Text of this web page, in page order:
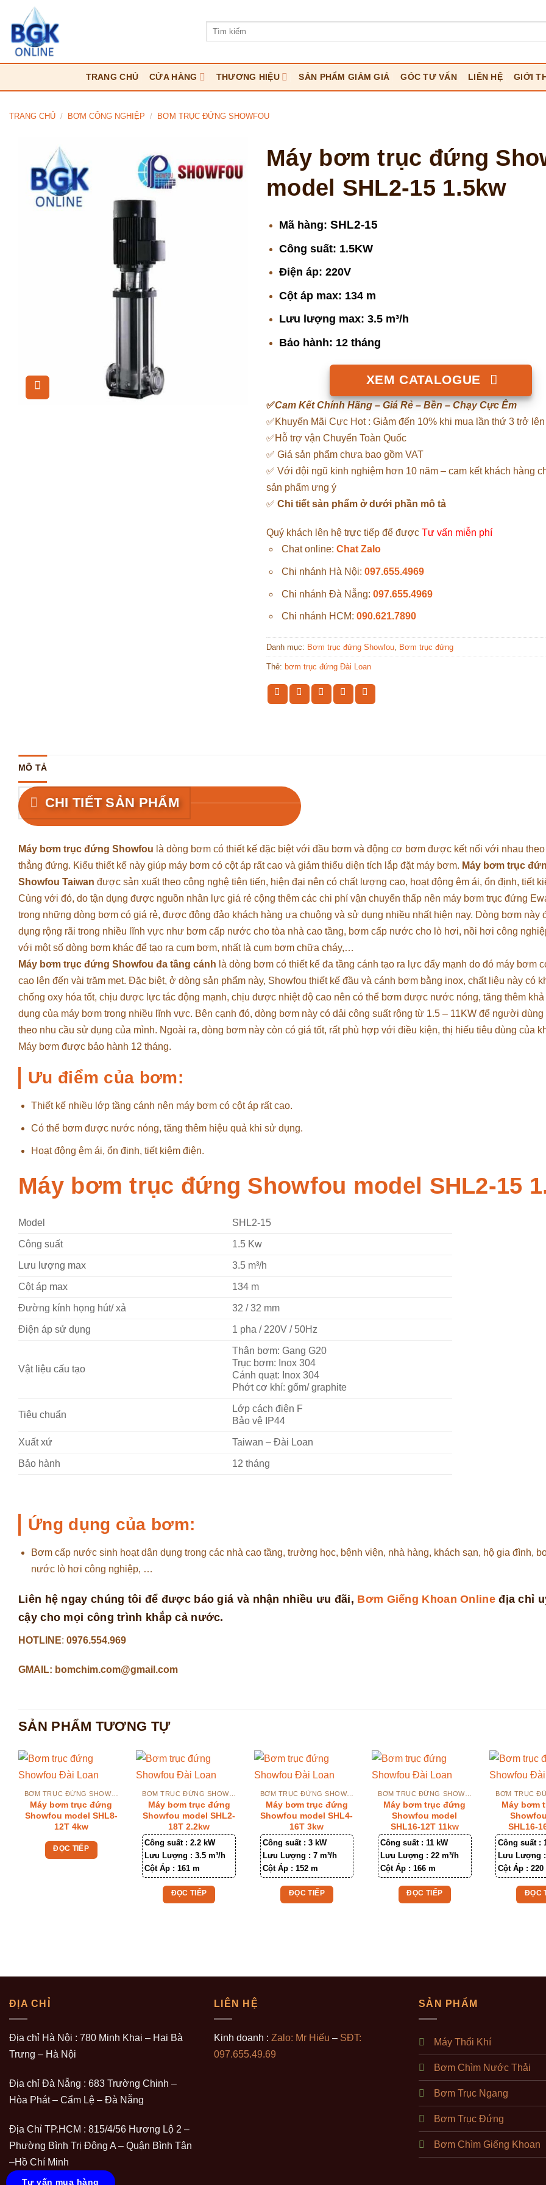
qua
nội
dung
Tìm
kiếm:
TRANG CHỦ CỬA HÀNG THƯƠNG HIỆU SẢN PHẨM GIẢM GIÁ GÓC TƯ VẤN LIÊN HỆ GIỚI
TRANG CHỦ / BƠM CÔNG NGHIỆP / BƠM TRỤC ĐỨNG SHOWFOU
Máy bơm trục đứng
model SHL2-15 1.5kw
Mã hàng: SHL2-15
Công suất: 1.5KW
Điện áp: 220V
Cột áp max: 134 m
Lưu lượng max: 3.5 m³/h
Bảo hành: 12 tháng
XEM CATALOGUE
✅Cam Kết Chính Hãng – Giá Rẻ – Bền – Chạy Cực Êm
✅Khuyến Mãi Cực Hot : Giảm đến 10% khi mua lần thứ 3 trở lên
✅Hỗ trợ vận Chuyển Toàn Quốc
✅ Giá sản phẩm chưa bao gồm VAT
✅ Với đội ngũ kinh nghiệm hơn 10 năm – cam kết khách hàng
sản phẩm ưng ý
✅Chi tiết sản phẩm ở dưới phần mô tả
Quý khách lên hệ trực tiếp để đượcTư vấn miễn phí
Chat online: Chat Zalo
Chi nhánh Hà Nội: 097.655.4969
Chi nhánh Đà Nẵng: 097.655.4969
Chi nhánh HCM: 090.621.7890
Danh mục: Bơm trục đứng Showfou Bơm trục đứng
Thẻ: bơm trục đứng Đài Loan
MÔ TẢ
CHI TIẾT SẢN PHẨM
Máy bơm trục đứng Showfou là dòng bơm có thiết kế đặc biệt với đầu bơm và động cơ bơm được kết nối với nhau
thẳng đứng. Kiểu thiết kế này giúp máy bơm có cột áp rất cao và giảm thiểu diện tích lắp đặt máy bơm. Máy bơm trục
Showfou Taiwan được sản xuất theo công nghệ tiên tiến, hiện đại nên có chất lượng cao, hoạt động êm ái, ổn định, tiết
Cùng với đó, do tận dụng được nguồn nhân lực giá rẻ cộng thêm các chi phí vận chuyển thấp nên máy bơm trục đứng
trong những dòng bơm có giá rẻ, được đông đảo khách hàng ưa chuộng và sử dụng nhiều nhất hiện nay. Dòng bơm này
dụng rộng rãi trong nhiều lĩnh vực như bơm cấp nước cho tòa nhà cao tầng, bơm cấp nước cho lò hơi, nồi hơi công
với một số dòng bơm khác để tạo ra cụm bơm, nhất là cụm bơm chữa cháy,…
Máy bơm trục đứng Showfou đa tầng cánh là dòng bơm có thiết kế đa tầng cánh tạo ra lực đẩy mạnh do đó máy bơm
cao lên đến vài trăm met. Đặc biệt, ở dòng sản phẩm này, Showfou thiết kế đầu và cánh bơm bằng inox, chất liệu này có
chống oxy hóa tốt, chịu được lực tác động mạnh, chịu được nhiệt độ cao nên có thể bơm được nước nóng, tăng thêm
dụng của máy bơm trong nhiều lĩnh vực. Bên cạnh đó, dòng bơm này có dải công suất rộng từ 1.5 – 11KW để người
theo nhu cầu sử dụng của mình. Ngoài ra, dòng bơm này còn có giá tốt, rất phù hợp với điều kiện, thị hiếu tiêu dùng của
Máy bơm được bảo hành 12 tháng.
Ưu điểm của bơm:
Thiết kế nhiều lớp tầng cánh nên máy bơm có cột áp rất cao.
Có thể bơm được nước nóng, tăng thêm hiệu quả khi sử dụng.
Hoạt động êm ái, ổn định, tiết kiệm điện.
Máy bơm trục đứng Showfou model SHL2-15
Model SHL2-15
Công suất 1.5 Kw
Lưu lượng max 3.5 m³/h
Cột áp max 134 m
Đường kính họng hút/ xả 32 / 32 mm
Điện áp sử dụng 1 pha / 220V / 50Hz
Vật liệu cấu tạo
Thân bơm: Gang G20
Trục bơm: Inox 304
Cánh quạt: Inox 304
Phớt cơ khí: gốm/ graphite
Tiêu chuẩn
Lớp cách điện F
Bảo vệ IP44
Xuất xứ Taiwan – Đài Loan
Bảo hành 12 tháng
Ứng dụng của bơm:
Bơm cấp nước sinh hoạt dân dụng trong các nhà cao tầng, trường học, bệnh viện, nhà hàng, khách sạn, hộ gia đình,
nước lò hơi công nghiệp, …
Liên hệ ngay chúng tôi để được báo giá và nhận nhiều ưu đãi, Bơm Giếng Khoan Onlineđịa chỉ
cậy cho mọi công trình khắp cả nước.
HOTLINE: 0976.554.969
GMAIL: bomchim.com@gmail.com
SẢN PHẨM TƯƠNG TỰ
BƠM TRỤC ĐỨNG SHOWFOU
Máy bơm trục đứng
Showfou model SHL8-
12T 4kw
ĐỌC TIẾP
BƠM TRỤC ĐỨNG SHOWFOU
Máy bơm trục đứng
Showfou model SHL2-
18T 2.2kw
Công suất :2.2 kW
Lưu Lượng :3.5 m³/h
Cột Áp :161 m
ĐỌC TIẾP
BƠM TRỤC ĐỨNG SHOWFOU
Máy bơm trục đứng
Showfou model SHL4-
16T 3kw
Công suất : 3 kW
Lưu Lượng : 7 m³/h
Cột Áp : 152 m
ĐỌC TIẾP
BƠM TRỤC ĐỨNG SHOWFOU
Máy bơm trục đứng
Showfou model
SHL16-12T 11kw
Công suất :11 kW
Lưu Lượng :22 m³/h
Cột Áp :166 m
ĐỌC TIẾP
Máy bơm
SHL16-
Công suất :
Lưu Lượng
Cột Áp :220
ĐỌC
ĐỊA CHỈ
Địa chỉ Hà Nội : 780 Minh Khai – Hai Bà
Trưng – Hà Nội
Địa chỉ Đà Nẵng : 683 Trường Chinh –
Hòa Phát – Cẩm Lệ – Đà Nẵng
Địa Chỉ TP.HCM : 815/4/56 Hương Lộ 2 –
Phường Bình Trị Đông A – Quận Bình Tân
–Hồ Chí Minh
LIÊN HỆ
Kinh doanh : Zalo: Mr Hiếu – SĐT:
097.655.49.69
SẢN PHẨM
Máy Thổi Khí
Bơm Chìm Nước Thải
Bơm Trục Ngang
Bơm Trục Đứng
Bơm Chìm Giếng Khoan
Tư vấn mua hàng